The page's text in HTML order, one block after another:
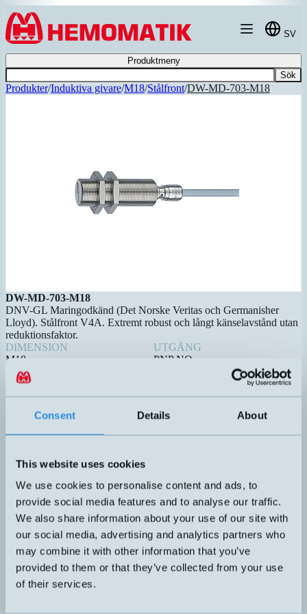
Consent Details About
This website uses cookies
We use cookies to personalise content and ads, to
provide social media features and to analyse our traffic.
We also share information about your use of our site with
our social media, advertising and analytics partners who
may combine it with other information that you’ve
provided to them or that they’ve collected from your use
of their services.
Hoppa till innehållet
SV
Produktmeny
Sök
Produkter/Induktiva givare/M18/Stålfront/DW-MD-703-M18
DW-MD-703-M18
DNV-GL Maringodkänd (Det Norske Veritas och Germanisher
Lloyd). Stålfront V4A. Extremt robust och långt känselavstånd utan
reduktionsfaktor.
DIMENSION
M18
UTGÅNG
PNP NO
KÄNSELAVSTÅND
10mm
SKÄRMAD
Namn▲ Dimension⇅ Utgång⇅ Känselavstånd
DW-AD-701-M18
NPN NO
DW-AD-703-M18-295M18x50mm
PNP NO
10mm